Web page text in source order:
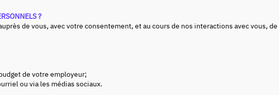
?
de vous, avec votre consentement, et au cours de nos interactions avec vous,
de votre employeur;
ou via les médias sociaux.